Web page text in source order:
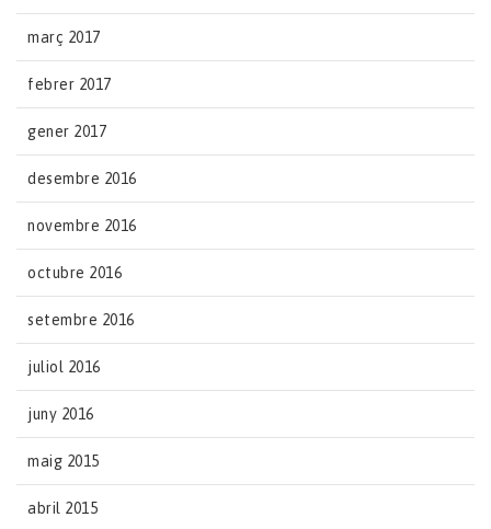
març 2017
febrer 2017
gener 2017
desembre 2016
novembre 2016
octubre 2016
setembre 2016
juliol 2016
juny 2016
maig 2015
abril 2015